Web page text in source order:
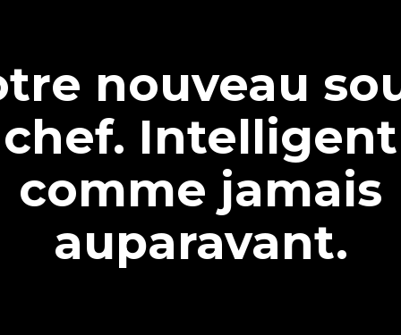
nouveau
chef. Intelligent
comme jamais
auparavant.